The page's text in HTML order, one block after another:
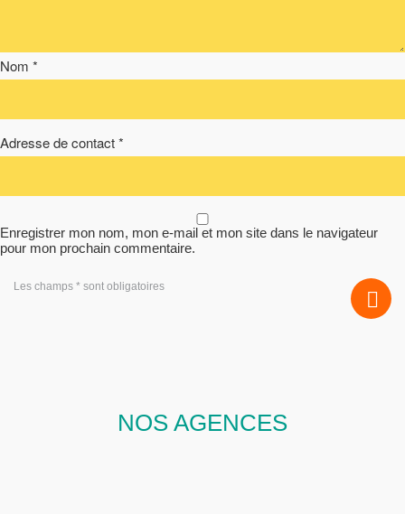
Nom *
Adresse de contact *
Enregistrer mon nom, mon e-mail et mon site dans le navigateur
pour mon prochain commentaire.
Les champs * sont obligatoires
NOS AGENCES